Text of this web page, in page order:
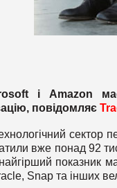
і Amazon
повідомляє
сектор
вже понад 92
показник
Snap та інших